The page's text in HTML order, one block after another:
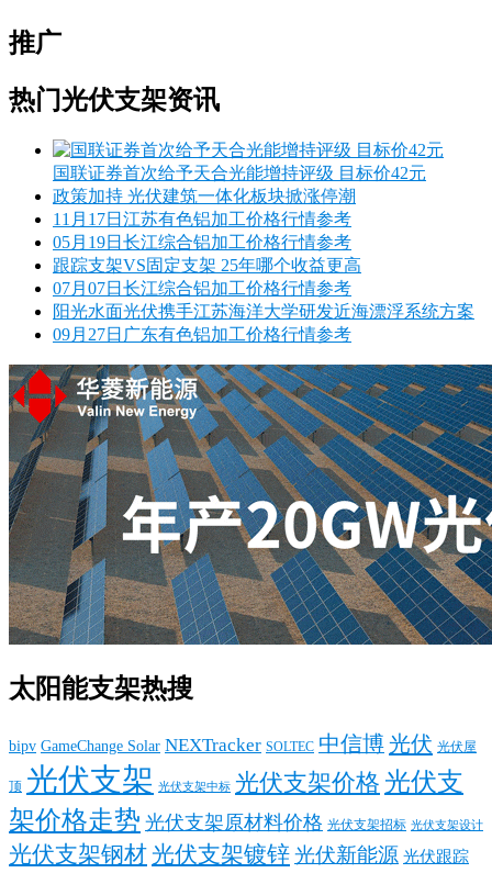
推广
热门光伏支架资讯
国联证券首次给予天合光能增持评级 目标价42元
政策加持 光伏建筑一体化板块掀涨停潮
11月17日江苏有色铝加工价格行情参考
05月19日长江综合铝加工价格行情参考
跟踪支架VS固定支架 25年哪个收益更高
07月07日长江综合铝加工价格行情参考
阳光水面光伏携手江苏海洋大学研发近海漂浮系统方案
09月27日广东有色铝加工价格行情参考
太阳能支架热搜
bipv GameChange Solar NEXTracker SOLTEC 中信博光伏 光伏屋
顶 光伏支架 光伏支架中标 光伏支架价格 光伏支
架价格走势 光伏支架原材料价格 光伏支架招标 光伏支架设计
光伏支架钢材光伏支架镀锌光伏新能源 光伏跟踪